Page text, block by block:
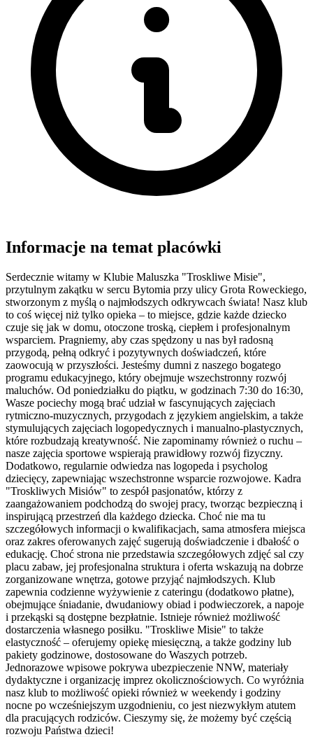
Informacje na temat placówki
Serdecznie witamy w Klubie Maluszka "Troskliwe Misie",
przytulnym zakątku w sercu Bytomia przy ulicy Grota Roweckiego,
stworzonym z myślą o najmłodszych odkrywcach świata! Nasz klub
to coś więcej niż tylko opieka – to miejsce, gdzie każde dziecko
czuje się jak w domu, otoczone troską, ciepłem i profesjonalnym
wsparciem. Pragniemy, aby czas spędzony u nas był radosną
przygodą, pełną odkryć i pozytywnych doświadczeń, które
zaowocują w przyszłości. Jesteśmy dumni z naszego bogatego
programu edukacyjnego, który obejmuje wszechstronny rozwój
maluchów. Od poniedziałku do piątku, w godzinach 7:30 do 16:30,
Wasze pociechy mogą brać udział w fascynujących zajęciach
rytmiczno-muzycznych, przygodach z językiem angielskim, a także
stymulujących zajęciach logopedycznych i manualno-plastycznych,
które rozbudzają kreatywność. Nie zapominamy również o ruchu –
nasze zajęcia sportowe wspierają prawidłowy rozwój fizyczny.
Dodatkowo, regularnie odwiedza nas logopeda i psycholog
dziecięcy, zapewniając wszechstronne wsparcie rozwojowe. Kadra
"Troskliwych Misiów" to zespół pasjonatów, którzy z
zaangażowaniem podchodzą do swojej pracy, tworząc bezpieczną i
inspirującą przestrzeń dla każdego dziecka. Choć nie ma tu
szczegółowych informacji o kwalifikacjach, sama atmosfera miejsca
oraz zakres oferowanych zajęć sugerują doświadczenie i dbałość o
edukację. Choć strona nie przedstawia szczegółowych zdjęć sal czy
placu zabaw, jej profesjonalna struktura i oferta wskazują na dobrze
zorganizowane wnętrza, gotowe przyjąć najmłodszych. Klub
zapewnia codzienne wyżywienie z cateringu (dodatkowo płatne),
obejmujące śniadanie, dwudaniowy obiad i podwieczorek, a napoje
i przekąski są dostępne bezpłatnie. Istnieje również możliwość
dostarczenia własnego posiłku. "Troskliwe Misie" to także
elastyczność – oferujemy opiekę miesięczną, a także godziny lub
pakiety godzinowe, dostosowane do Waszych potrzeb.
Jednorazowe wpisowe pokrywa ubezpieczenie NNW, materiały
dydaktyczne i organizację imprez okolicznościowych. Co wyróżnia
nasz klub to możliwość opieki również w weekendy i godziny
nocne po wcześniejszym uzgodnieniu, co jest niezwykłym atutem
dla pracujących rodziców. Cieszymy się, że możemy być częścią
rozwoju Państwa dzieci!